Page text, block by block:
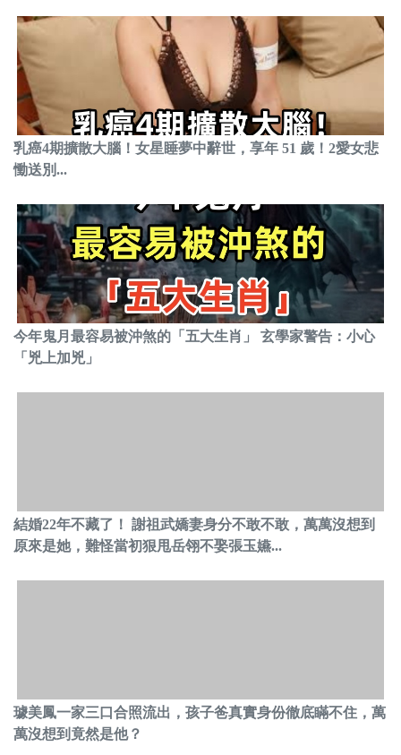
乳癌4期擴散大腦！女星睡夢中辭世，享年 51 歲！2愛女悲
慟送別...
今年鬼月最容易被沖煞的「五大生肖」 玄學家警告：小心
「兇上加兇」
結婚22年不藏了！ 謝祖武嬌妻身分不敢不敢，萬萬沒想到
原來是她，難怪當初狠甩岳翎不娶張玉嬿...
璩美鳳一家三口合照流出，孩子爸真實身份徹底瞞不住，萬
萬沒想到竟然是他？